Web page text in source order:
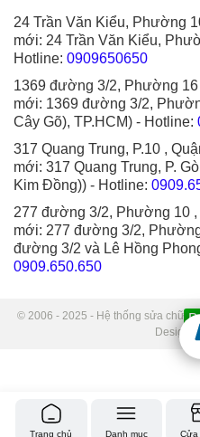
24 Trần Văn Kiểu, Phường
mới: 24 Trần Văn Kiểu,
Hotline: 0909650650
1369 đường 3/2, Phường
mới: 1369 đường 3/2,
Cây Gõ), TP.HCM) - Hotline:
317 Quang Trung, P.10 ,
mới: 317 Quang Trung, P.
Kim Đồng)) - Hotline:
277 đường 3/2, Phường 10
mới: 277 đường 3/2,
đường 3/2 và Lê Hồng
0909.650.650
© 2006 - 2025 - Hệ thống sửa chữa
Trang chủ Danh mục Cửa